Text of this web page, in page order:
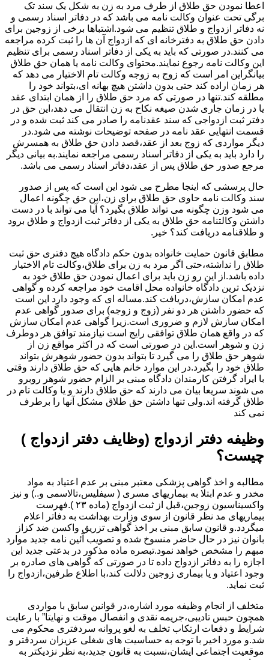
اعطا نمودن حق طلاق از طرف مرد به زن به شکل یک سند تک
برگی تحت عنوان وکالت نامه می باشد که در دفاتر اسناد رسمی و
نه دفاتر ازدواج و طلاق تنظیم می شود.اشتباها برخی از زوجین برای
دادن حق طلاق به دفترخانه ای که ازدواج آن ها را ثبت کرده مراجعه
می کنند.در صورتی که باید به یکی از دفاتر اسناد رسمی برای تنظیم
این وکالت نامه رجوع نمایند.محتوای وکالت نامه یا همان حق طلاق
بیانگراین امر است که زوج به زوجه وکالت تام الاختیار می دهد که
هر زمان اراده کند حتی بدون داشتن هیچ بهانه ای،بتواند خود را
مطلقه کند.تنها در صورتی که مرد حق طلاق را از همان ابتدای عقد
یا در زمان جاری شدن صیغه نکاح به زن انتقال می دهد،این حق در
دفتر ثبت ازدواجی که سند عقدنامه را صادر می کند ثبت شده و در
قسمت انتهایی عقد نامه در صفحه توضیحات نوشته می شود.در
دیگر مواردی که زوج بعد از عقد،قصد دادن حق طلاق به همسرش
را دارد باید به یکی از دفاتر اسناد رسمی مراجعه نمایند.به بیانی دیگر
مرجع صدور حق طلاق پس از عقد،دفاتر اسناد رسمی می باشد.
حال پرسشی که اینجا مطرح می شود این است که پس از صدور
سند وکالت نامه حاوی حق طلاق برای زن،این حق چگونه اعمال
می شود وزن چگونه می تواند طلاق بگیرد؟ آیا می تواند با در دست
داشتن وکالتنامه حق طلاق به یکی از دفاتر ثبت ازدواج و طلاق برود
و طلاقنامه دریافت کند؟ خیر.
مطابق قانون حمایت خانواده بدون حکم دادگاه هیچ دفتری حق ثبت
طلاق را نداشته،حتی اگر مرد به زن برای طلاق،وکالت تام الاختیار
داده باشد.از این رو زن باید برای اعمال نمودن حق طلاق خود به
نزدیک ترین دادگاه خانواده محل اقامت خود مراجعه کرده و گواهی
عدم امکان سازش،دریافت کند.مساله ای که وجود دارد این است
که حضور داشتن هر دو نفر (زوج و زوجه) برای صدور گواهی عدم
امکان سازش لازم و ضروری است.زیرا گواهی عدم امکان سازش
که در واقع همان طلاق توافقی رایج است نیازمند توافق هر دوطرف
زن و شوهر است.این در صورتی است که در اکثر مواقع زن از
شوهر حق طلاق را می گیرد تا بتواند بدون حضور شوهرش بتواند
طلاق خود را بگیرد.در این موارد خانم هایی که حق طلاق دارند وقتی
با ایراد گرفتن کارمندان دادگاه مبنی بر الزام حضور شوهر روبرو
می شوند سریعا بیان می دارند که حق طلاق دارند و یا وکالت تام در
طلاق گرفته اند.ولی تنها داشتن حق طلاق مشکل آنها را برطرف
نمی کند
وظیفه دفتر ازدواج (وظایف دفتر ازدواج )
چیست؟
مطالبه و اخذ گواهی پزشکی معتبر مبنی بر عدم اعتیاد به مواد
مخدر و عدم ابتلا به بیماریهای مسری ( سیفلیس،تالاسمی و..) و نیز
واکسیناسیون زوجین،قبل از ثبت ازدواج (ماده ۲۳ ).فهرست
بیماریهای مد نظر قانون از سوی وزارت بهداشت به دفاتر اعلام
میگردد.و قانون سابق مبنی بر اخذ گواهی تزریق واکسن ضد کزاز
بانوان نیز در حال حاضر منسوخ شده و تصویب آئین نامه جدید موارد
مبهم را مشخص خواهد نمود.تبصره ماده مذکور در بدعتی جدید این
اجازه را به دفاتر ازدواج داده تا در صورتی که گواهی های صادره بر
وجود اعتیاد و یا بیماری زوجین دلالت کند،با اطلاع طرفین،ازدواج را
ثبت نماید.
متخلف از انجام وظیفه مورد اشاره،در قوانین سابق با مواردی
همچون حبس تادیبی،جریمه نقدی و انفصال موقت و نهایتا” با رعایت
شرایط و دفعات ارتکاب تخلف به لغو پروانه سردفتری محکوم می
شد.و مورد اخیر با توجه به حساسیت های شغلی عزیزان سردفتر و
موقعیت اجتماعی ایشان،نسبت به قانون جدید،به نظر نزدیکتر به